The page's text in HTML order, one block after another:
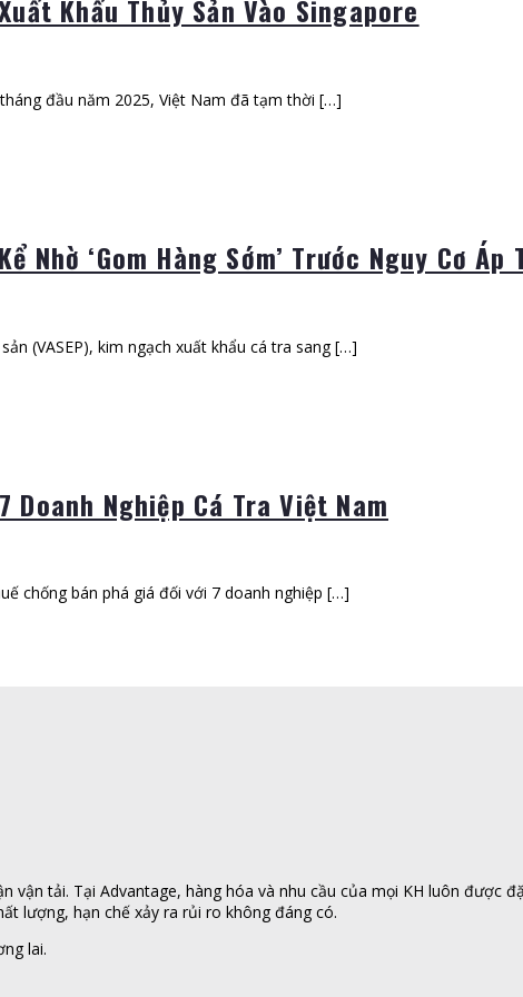
Khẩu Thủy Sản Vào Singapore
đầu năm 2025, Việt Nam đã tạm thời […]
Nhờ ‘Gom Hàng Sớm’ Trước Nguy Cơ Áp
(VASEP), kim ngạch xuất khẩu cá tra sang […]
Doanh Nghiệp Cá Tra Việt Nam
chống bán phá giá đối với 7 doanh nghiệp […]
vận tải. Tại Advantage, hàng hóa và nhu cầu của mọi KH luôn được
lượng, hạn chế xảy ra rủi ro không đáng có.
lai.